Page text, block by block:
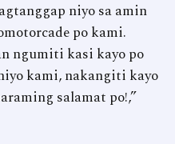
niyo sa amin
po kami.
ngumiti kasi kayo po
kami, nakangiti kayo
salamat po!,”